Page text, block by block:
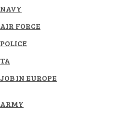
NAVY
AIR FORCE
POLICE
TA
JOB IN EUROPE
ARMY